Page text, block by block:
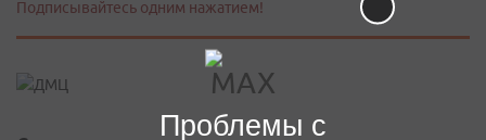
Подписывайтесь одним нажатием!
Проблемы с